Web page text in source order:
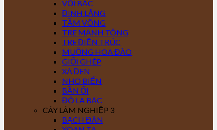
VỐI BẮC
ĐINH LĂNG
TẦM VÔNG
TRE MẠNH TÔNG
TRE ĐIỀN TRÚC
MUỒNG HOA ĐÀO
GIỔI GHÉP
XẠ ĐEN
NHO BIỂN
BẦN ỔI
ĐÔ LA BẠC
CÂY LÂM NGHIỆP 3
BẠCH ĐÀN